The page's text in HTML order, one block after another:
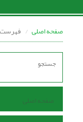
صفحه اصلی فهرست
صفحه اصلی